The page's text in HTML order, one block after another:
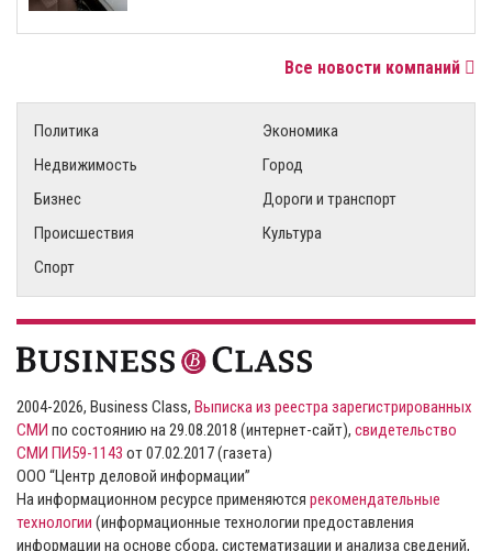
Все новости компаний
Политика
Экономика
Недвижимость
Город
Бизнес
Дороги и транспорт
Происшествия
Культура
Спорт
2004-2026, Business Class, Выписка из реестра зарегистрированных
СМИ по состоянию на 29.08.2018 (интернет-сайт), свидетельство
СМИ ПИ59-1143 от 07.02.2017 (газета)
ООО “Центр деловой информации”
На информационном ресурсе применяются рекомендательные
технологии (информационные технологии предоставления
информации на основе сбора, систематизации и анализа сведений,